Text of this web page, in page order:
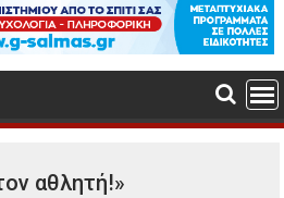
αθλητή!»